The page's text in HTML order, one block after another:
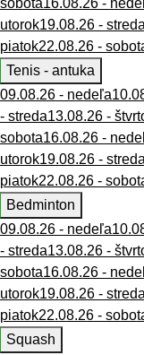
sobota16.08.26 -
utorok19.08.26 - streda
piatok22.08.26 -
Tenis - antuka
09.08.26 - nedeľa
- streda13.08.26 -
sobota16.08.26 -
utorok19.08.26 - streda
piatok22.08.26 -
Bedminton
09.08.26 - nedeľa
- streda13.08.26 -
sobota16.08.26 -
utorok19.08.26 - streda
piatok22.08.26 -
Squash